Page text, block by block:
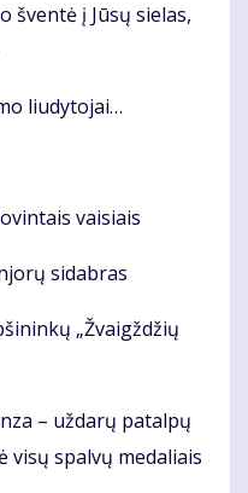
šven­tė į Jū­sų sie­las,
liu­dy­to­jai…
vaisiais
si­dab­ras
„Žvaigž­džių
– už­da­rų pa­tal­pų
vi­sų spal­vų me­da­liais